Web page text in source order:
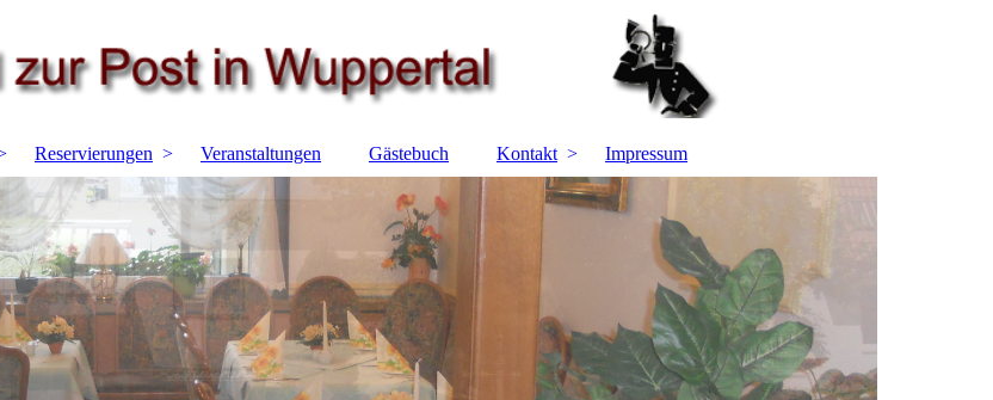
Reservierungen Veranstaltungen Gästebuch Kontakt Impressum